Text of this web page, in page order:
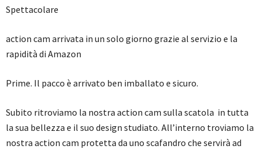
Spettacolare
action cam arrivata in un solo giorno grazie al servizio e la
rapidità di Amazon
Prime. Il pacco è arrivato ben imballato e sicuro.
Subito ritroviamo la nostra action cam sulla scatola in tutta
la sua bellezza e il suo design studiato. All’interno troviamo la
nostra action cam protetta da uno scafandro che servirà ad